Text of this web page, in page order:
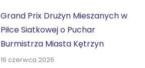
Grand Prix Drużyn Mieszanych w
Piłce Siatkowej o Puchar
Burmistrza Miasta Kętrzyn
16 czerwca 2026